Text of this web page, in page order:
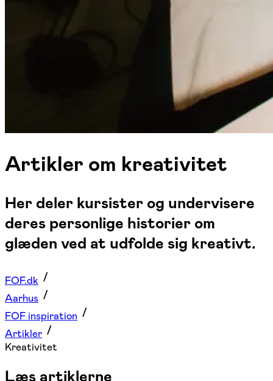
Artikler om kreativitet
Her deler kursister og undervisere
deres personlige historier om
glæden ved at udfolde sig kreativt.
FOF.dk
Aarhus
FOF inspiration
Artikler
Kreativitet
Læs artiklerne